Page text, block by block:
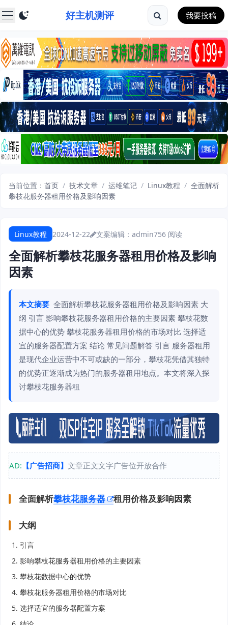
好主机测评 我要投稿
当前位置： 首页 / 技术文章 / 运维笔记 / Linux教程 / 全面解析
攀枝花服务器租用价格及影响因素
Linux教程 2024-12-22 文案编辑：admin756 阅读
全面解析攀枝花服务器租用价格及影响
因素
本文摘要 全面解析攀枝花服务器租用价格及影响因素 大
纲 引言 影响攀枝花服务器租用价格的主要因素 攀枝花数
据中心的优势 攀枝花服务器租用价格的市场对比 选择适
宜的服务器配置方案 结论 常见问题解答 引言 服务器租用
是现代企业运营中不可或缺的一部分，攀枝花凭借其独特
的优势正逐渐成为热门的服务器租用地点。本文将深入探
讨攀枝花服务器租
AD: 【广告招商】 文章正文文字广告位开放合作
全面解析攀枝花服务器 租用价格及影响因素
大纲
引言
影响攀枝花服务器租用价格的主要因素
攀枝花数据中心的优势
攀枝花服务器租用价格的市场对比
选择适宜的服务器配置方案